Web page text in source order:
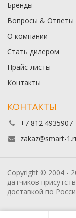
Бренды
Вопросы & Ответы
О компании
Стать дилером
Прайс-листы
Контакты
КОНТАКТЫ
+7 812 4935907
zakaz@smart-
Copyright © 2004 -
датчиков
доставкой по